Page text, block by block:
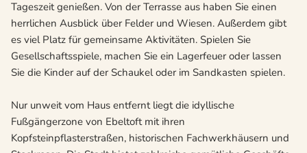
Tageszeit genießen. Von der Terrasse aus haben Sie einen
herrlichen Ausblick über Felder und Wiesen. Außerdem gibt
es viel Platz für gemeinsame Aktivitäten. Spielen Sie
Gesellschaftsspiele, machen Sie ein Lagerfeuer oder lassen
Sie die Kinder auf der Schaukel oder im Sandkasten spielen.
Nur unweit vom Haus entfernt liegt die idyllische
Fußgängerzone von Ebeltoft mit ihren
Kopfsteinpflasterstraßen, historischen Fachwerkhäusern und